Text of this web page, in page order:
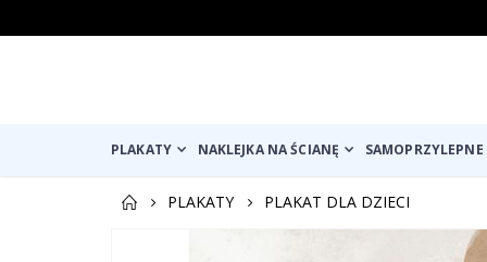
PLAKATY NAKLEJKA NA ŚCIANĘ
PLAKATY
PLAKAT DLA DZIECI